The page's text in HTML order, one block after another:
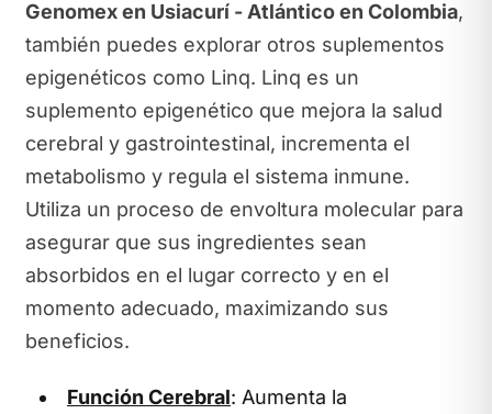
Genomex en Usiacurí - Atlántico en Colombia,
también puedes explorar otros suplementos
epigenéticos como Linq. Linq es un
suplemento epigenético que mejora la salud
cerebral y gastrointestinal, incrementa el
metabolismo y regula el sistema inmune.
Utiliza un proceso de envoltura molecular para
asegurar que sus ingredientes sean
absorbidos en el lugar correcto y en el
momento adecuado, maximizando sus
beneficios.
Función Cerebral: Aumenta la